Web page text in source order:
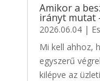
Amikor a
irányt mutat
2026.06.04|
Mi kell ahhoz,
egyszerű
kilépve az